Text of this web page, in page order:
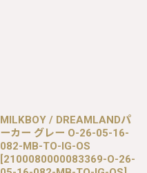
MILKBOY / DREAMLANDパ
ーカー グレー O-26-05-16-
082-MB-TO-IG-OS
[2100080000083369-O-26-